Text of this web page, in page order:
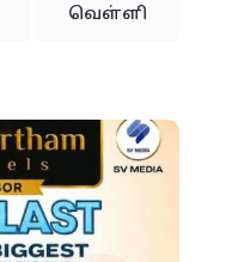
வெள்ளி